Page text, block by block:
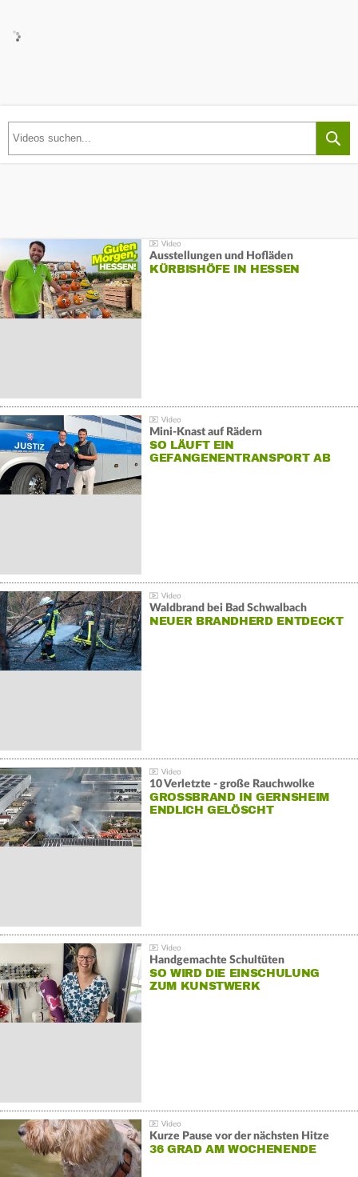
Ausstellungen und Hofläden
KÜRBISHÖFE IN HESSEN
Mini-Knast auf Rädern
SO LÄUFT EIN
GEFANGENENTRANSPORT AB
Waldbrand bei Bad Schwalbach
NEUER BRANDHERD ENTDECKT
10 Verletzte - große Rauchwolke
GROSSBRAND IN GERNSHEIM E
NDLICH GELÖSCHT
Handgemachte Schultüten
SO WIRD DIE EINSCHULUNG
ZUM KUNSTWERK
Kurze Pause vor der nächsten Hitze
36 GRAD AM WOCHENENDE